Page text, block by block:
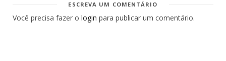
ESCREVA UM COMENTÁRIO
Você precisa fazer o login para publicar um comentário.